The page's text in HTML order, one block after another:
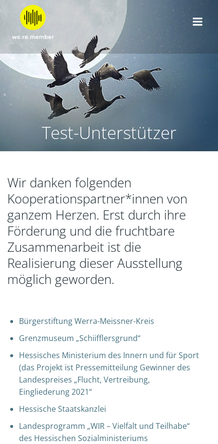
Inhalt
springen
Test-Unterstützer
Wir danken folgenden
Kooperationspartner*innen von
ganzem Herzen. Erst durch ihre
Förderung und die fruchtbare
Zusammenarbeit ist die
Realisierung dieser Ausstellung
möglich geworden.
Bürgerstiftung Werra-Meissner-Kreis
Grenzmuseum „Schiifflersgrund“
Hessisches Ministerium des Innern und für Sport
(das Projekt ist Pressemitteilung Gewinner des
Landespreises „Flucht, Vertreibung,
Eingliederung 2021“
Hessische Staatskanzlei
Landesprogramm „WIR – Vielfalt und Teilhabe“
des Hessischen Sozialministeriums